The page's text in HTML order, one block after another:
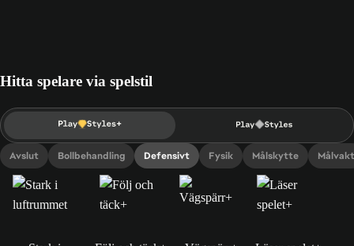
Hitta spelare via spelstil
Avslut Bollbehandling Defensivt Fysik Målskytte Målvakt